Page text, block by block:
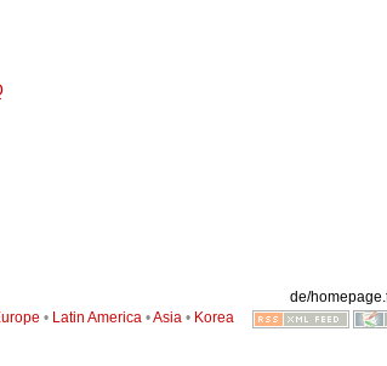
de/
• Latin America•Asia• Korea